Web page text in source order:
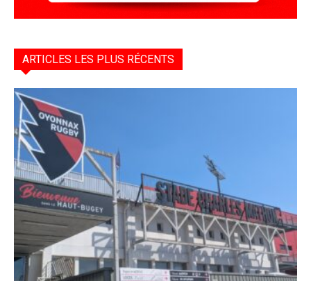
ARTICLES LES PLUS RÉCENTS